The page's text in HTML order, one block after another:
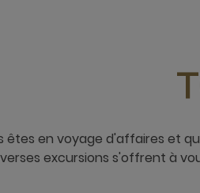
êtes en voyage d'affaires et
excursions s'offrent à